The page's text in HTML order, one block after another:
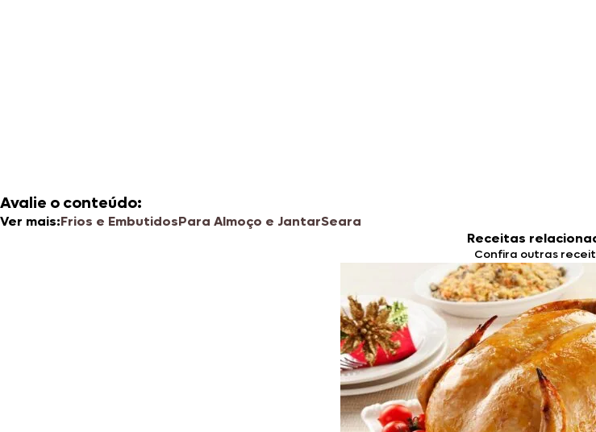
Avalie o conteúdo:
Ver mais:Frios e EmbutidosPara Almoço e JantarSeara
Receitas
Confira outras